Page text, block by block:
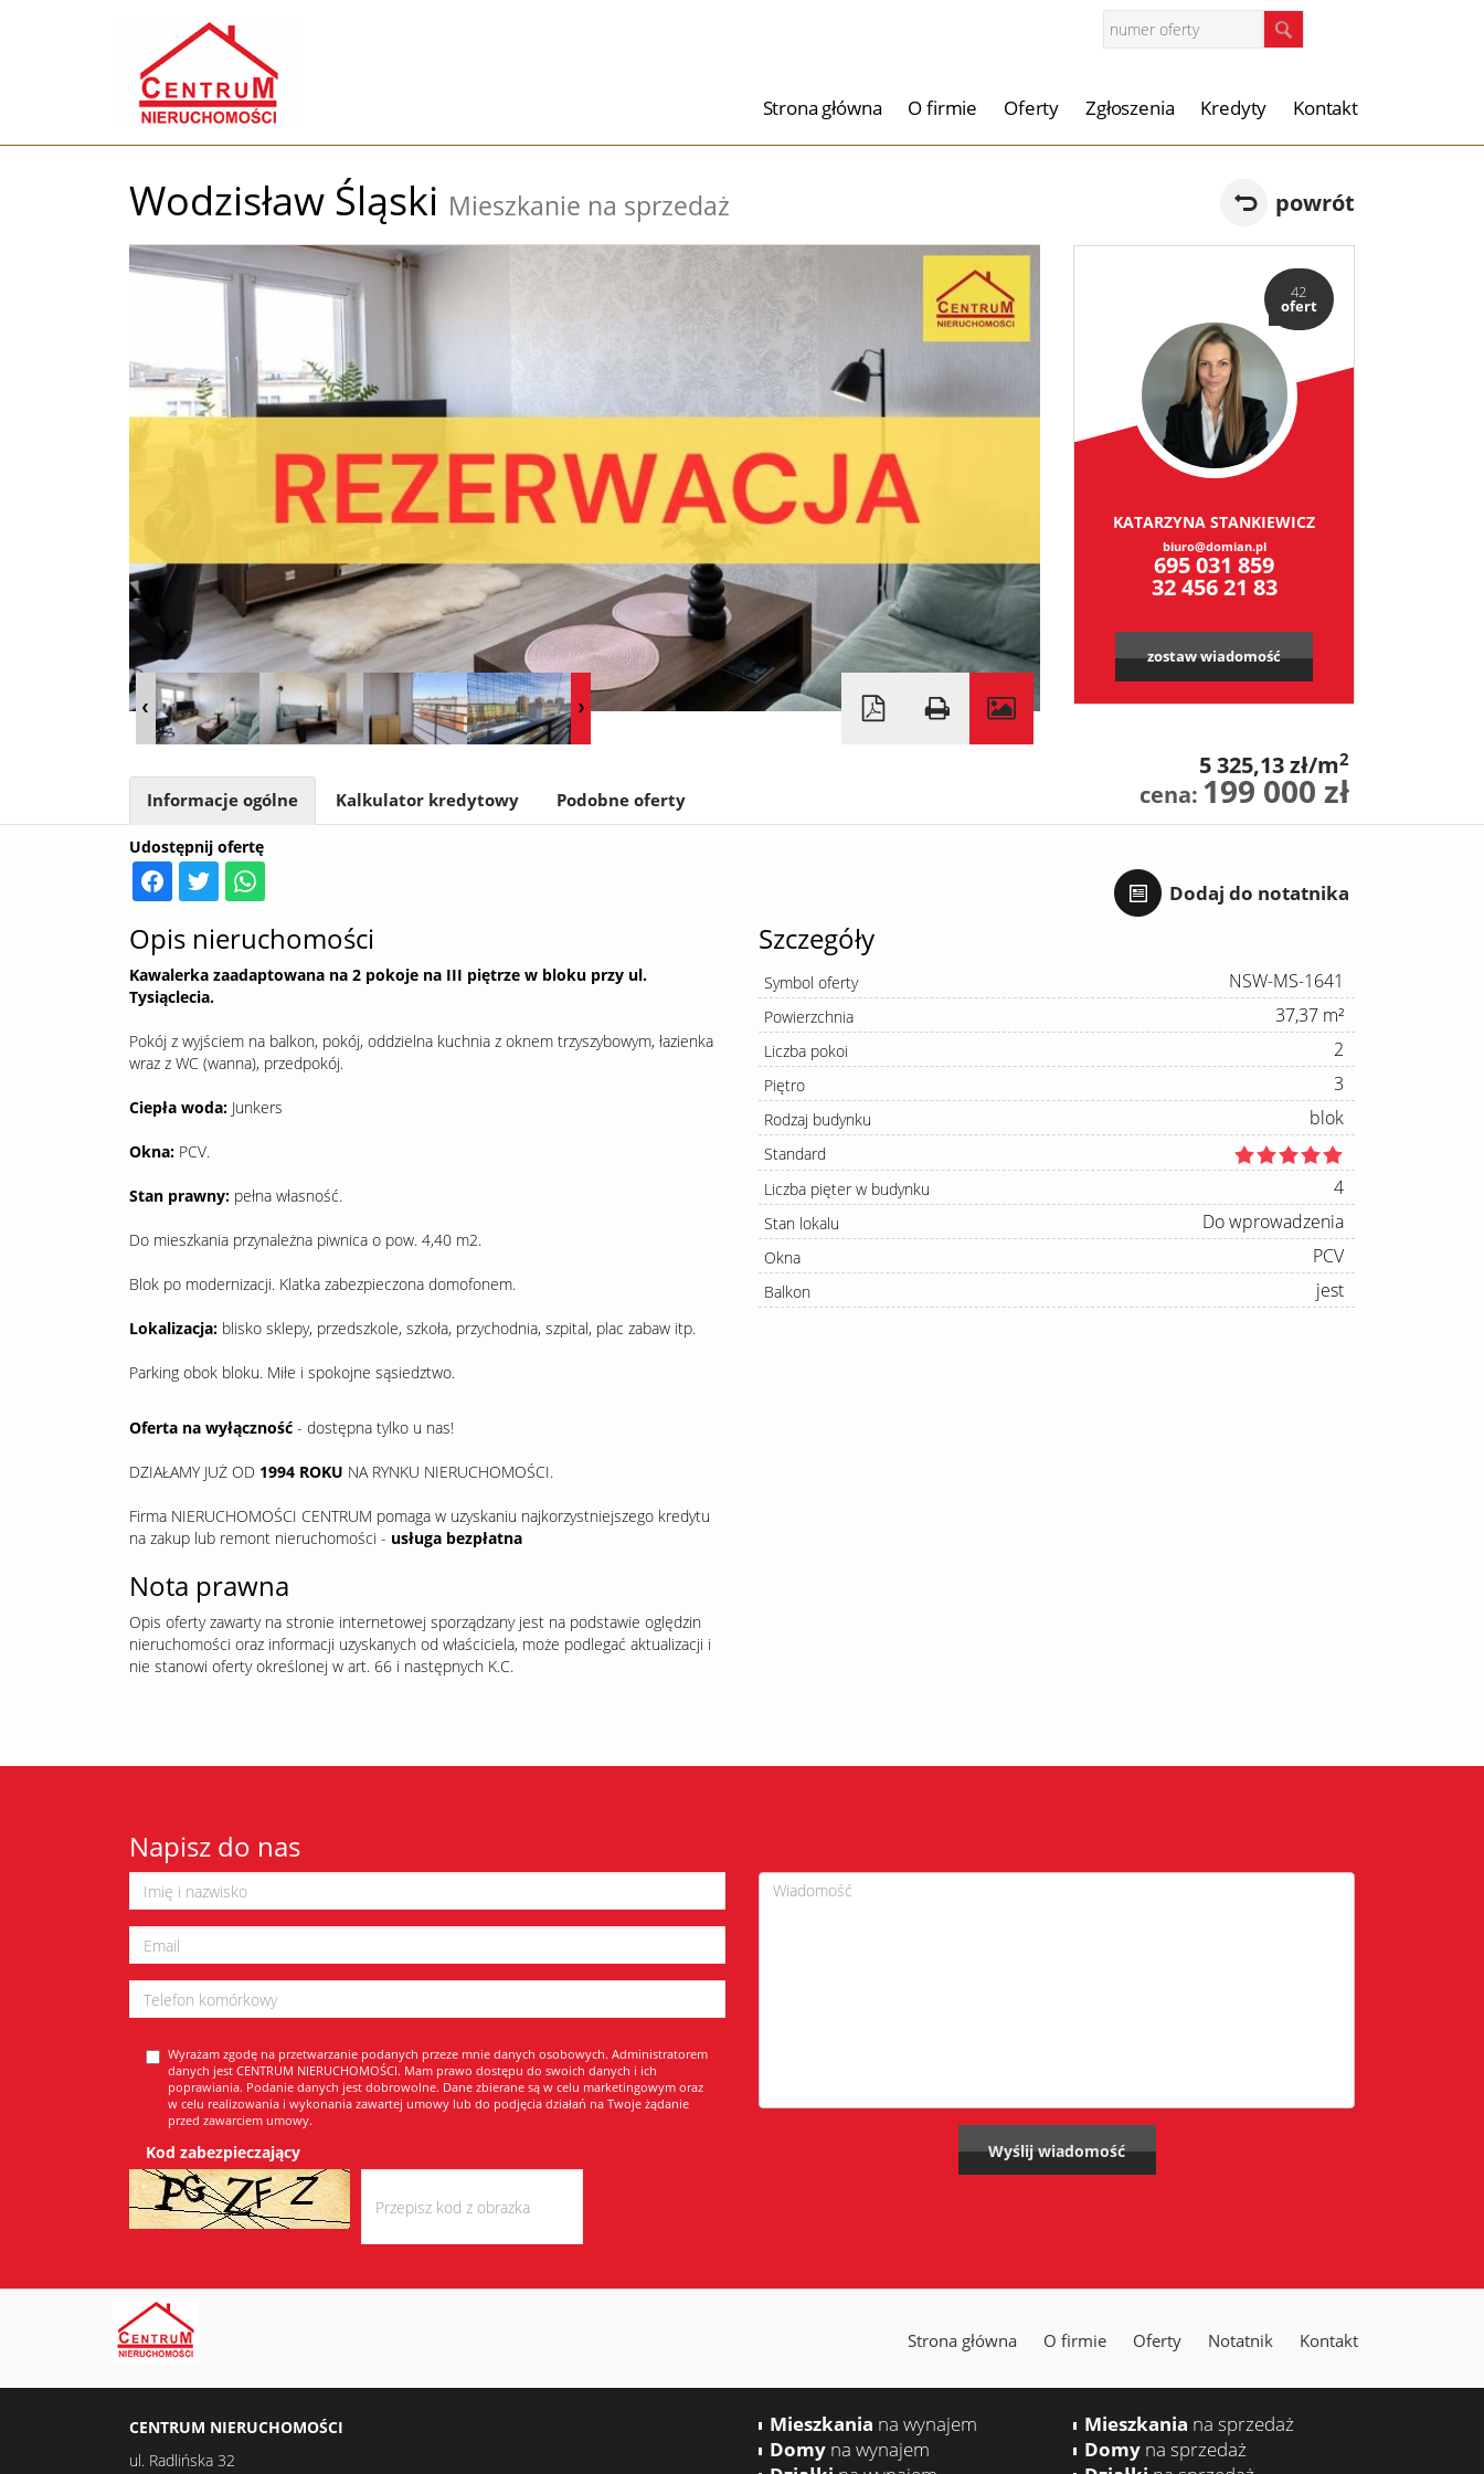
Strona główna O firmie Oferty Zgłoszenia Kredyty Kontakt
Wodzisław Śląski Mieszkanie na sprzedaż powrót
42
ofert
KATARZYNA STANKIEWICZ
biuro@domian.pl
695 031 859
32 456 21 83
zostaw wiadomość
5 325,13 zł/m2
cena: 199 000 zł
Dodaj do notatnika
Udostępnij ofertę
Informacje ogólne Kalkulator kredytowy Podobne oferty
Opis nieruchomości
Kawalerka zaadaptowana na 2 pokoje na III piętrze w bloku przy ul.
Tysiąclecia.
Pokój z wyjściem na balkon, pokój, oddzielna kuchnia z oknem trzyszybowym, łazienka
wraz z WC (wanna), przedpokój.
Ciepła woda: Junkers
Okna: PCV.
Stan prawny: pełna własność.
Do mieszkania przynależna piwnica o pow. 4,40 m2.
Blok po modernizacji. Klatka zabezpieczona domofonem.
Lokalizacja: blisko sklepy, przedszkole, szkoła, przychodnia, szpital, plac zabaw itp.
Parking obok bloku. Miłe i spokojne sąsiedztwo.
Oferta na wyłączność - dostępna tylko u nas!
DZIAŁAMY JUŻ OD 1994 ROKU NA RYNKU NIERUCHOMOŚCI.
Firma NIERUCHOMOŚCI CENTRUM pomaga w uzyskaniu najkorzystniejszego kredytu
na zakup lub remont nieruchomości - usługa bezpłatna
Nota prawna
Opis oferty zawarty na stronie internetowej sporządzany jest na podstawie oględzin
nieruchomości oraz informacji uzyskanych od właściciela, może podlegać aktualizacji i
nie stanowi oferty określonej w art. 66 i następnych K.C.
Szczegóły
Symbol oferty NSW-MS-1641
Powierzchnia 37,37 m²
Liczba pokoi 2
Piętro 3
Rodzaj budynku blok
Standard
Liczba pięter w budynku
4
Stan lokalu Do wprowadzenia
Okna PCV
Balkon jest
Napisz do nas
Wyrażam zgodę na przetwarzanie podanych przeze mnie danych osobowych. Administratorem
danych jest CENTRUM NIERUCHOMOŚCI. Mam prawo dostępu do swoich danych i ich
poprawiania. Podanie danych jest dobrowolne. Dane zbierane są w celu marketingowym oraz
w celu realizowania i wykonania zawartej umowy lub do podjęcia działań na Twoje żądanie
przed zawarciem umowy.
Kod zabezpieczający
Strona główna O firmie Oferty Notatnik Kontakt
CENTRUM NIERUCHOMOŚCI
ul. Radlińska 32
Mieszkania na wynajem
Domy na wynajem
Mieszkania na sprzedaż
Domy na sprzedaż